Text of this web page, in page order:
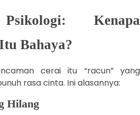
Kenapa
Bahaya?
cerai itu “racun” yang
rasa cinta. Ini alasannya:
Hilang